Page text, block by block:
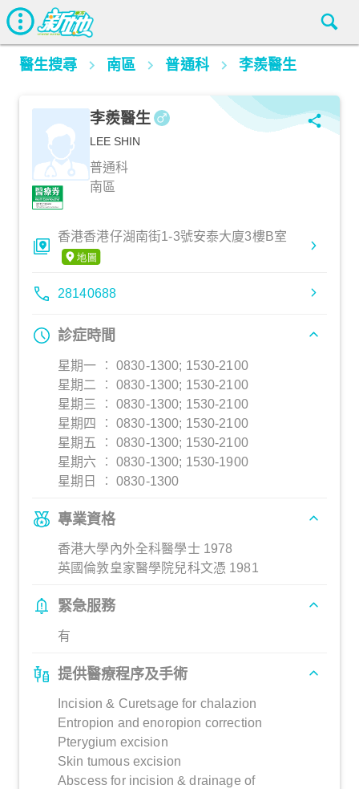
醫生搜尋 南區 普通科 李羨醫生
李羨醫生
LEE SHIN
普通科
南區
香港香港仔湖南街1-3號安泰大廈3樓B室
28140688
診症時間
星期一 ︰ 0830-1300; 1530-2100
星期二 ︰ 0830-1300; 1530-2100
星期三 ︰ 0830-1300; 1530-2100
星期四 ︰ 0830-1300; 1530-2100
星期五 ︰ 0830-1300; 1530-2100
星期六 ︰ 0830-1300; 1530-1900
星期日 ︰ 0830-1300
專業資格
香港大學內外全科醫學士 1978
英國倫敦皇家醫學院兒科文憑 1981
緊急服務
有
提供醫療程序及手術
Incision & Curetsage for chalazion
Entropion and enoropion correction
Pterygium excision
Skin tumous excision
Abscess for incision & drainage of